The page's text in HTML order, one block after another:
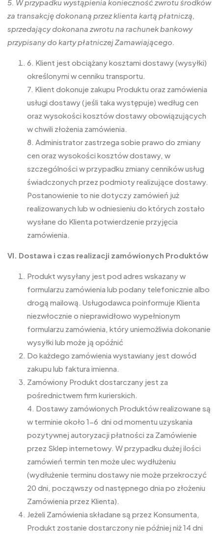
5. W przypadku wystąpienia konieczność zwrotu środków
za transakcję dokonaną przez klienta kartą płatniczą,
sprzedający dokonana zwrotu na rachunek bankowy
przypisany do karty płatniczej Zamawiającego.
6. Klient jest obciążany kosztami dostawy (wysyłki)
określonymi w cenniku transportu.
7. Klient dokonuje zakupu Produktu oraz zamówienia
usługi dostawy (jeśli taka występuje) według cen
oraz wysokości kosztów dostawy obowiązujących
w chwili złożenia zamówienia.
8. Administrator zastrzega sobie prawo do zmiany
cen oraz wysokości kosztów dostawy, w
szczególności w przypadku zmiany cenników usług
świadczonych przez podmioty realizujące dostawy.
Postanowienie to nie dotyczy zamówień już
realizowanych lub w odniesieniu do których zostało
wysłane do Klienta potwierdzenie przyjęcia
zamówienia.
VI. Dostawa i czas realizacji zamówionych Produktów
Produkt wysyłany jest pod adres wskazany w
formularzu zamówienia lub podany telefonicznie albo
drogą mailową. Usługodawca poinformuje Klienta
niezwłocznie o nieprawidłowo wypełnionym
formularzu zamówienia, który uniemożliwia dokonanie
wysyłki lub może ją opóźnić
Do każdego zamówienia wystawiany jest dowód
zakupu lub faktura imienna.
Zamówiony Produkt dostarczany jest za
pośrednictwem firm kurierskich.
4. Dostawy zamówionych Produktów realizowane są
w terminie około 1-6 dni od momentu uzyskania
pozytywnej autoryzacji płatności za Zamówienie
przez Sklep internetowy. W przypadku dużej ilości
zamówień termin ten może ulec wydłużeniu
(wydłużenie terminu dostawy nie może przekroczyć
20 dni, począwszy od następnego dnia po złożeniu
Zamówienia przez Klienta).
Jeżeli Zamówienia składane są przez Konsumenta,
Produkt zostanie dostarczony nie później niż 14 dni